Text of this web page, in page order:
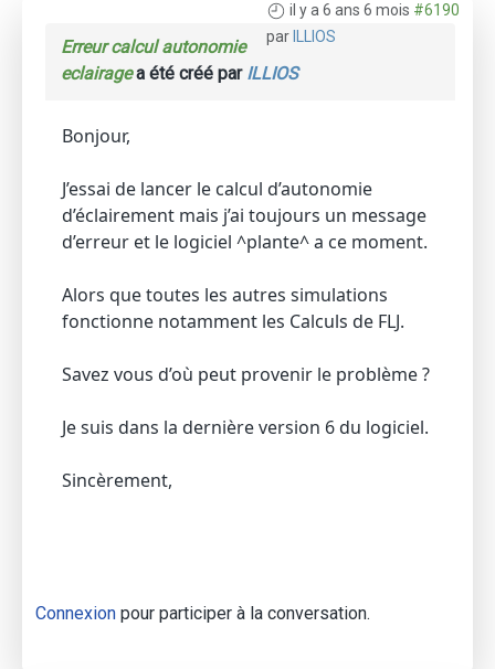
il y a 6 ans 6 mois #6190
par
ILLIOS
Erreur calcul autonomie
eclairagea été créé par ILLIOS
Bonjour,
J’essai de lancer le calcul d’autonomie
d’éclairement mais j’ai toujours un message
d’erreur et le logiciel ^plante^ a ce moment.
Alors que toutes les autres simulations
fonctionne notamment les Calculs de FLJ.
Savez vous d’où peut provenir le problème ?
Je suis dans la dernière version 6 du logiciel.
Sincèrement,
Connexion pour participer à la conversation.